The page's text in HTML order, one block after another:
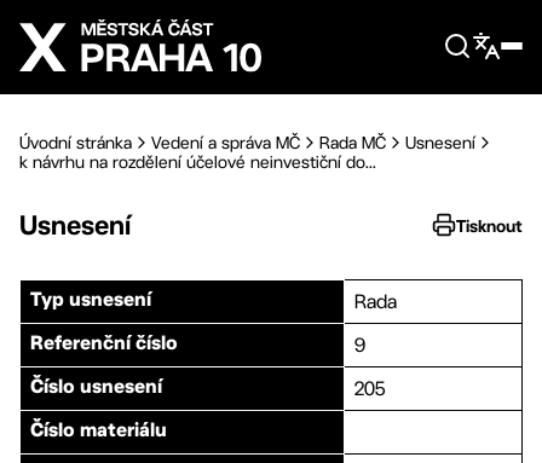
Přejít na hlavní obsah
Úvodní stránka Vedení a správa MČ Rada MČ
Usnesení
k návrhu na rozdělení účelové neinvestiční do...
Usnesení Tisknout
Typ usnesení Rada
Referenční číslo 9
Číslo usnesení 205
Číslo materiálu